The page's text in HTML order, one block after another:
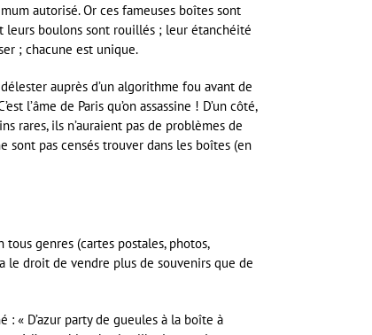
autorisé. Or ces fameuses boîtes sont
leurs boulons sont rouillés ; leur étanchéité
; chacune est unique.
auprès d’un algorithme fou avant de
l’âme de Paris qu’on assassine ! D’un côté,
rares, ils n’auraient pas de problèmes de
sont pas censés trouver dans les boîtes (en
genres (cartes postales, photos,
le droit de vendre plus de souvenirs que de
: « D’azur party de gueules à la boîte à